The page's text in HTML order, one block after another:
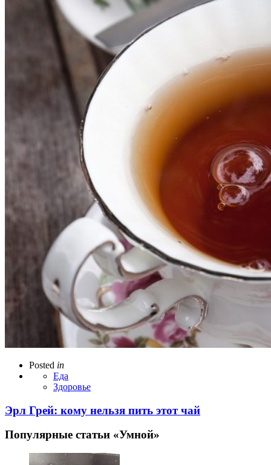
Posted in
Еда
Здоровье
Эрл Грей: кому нельзя пить этот чай
Популярные статьи «Умной»